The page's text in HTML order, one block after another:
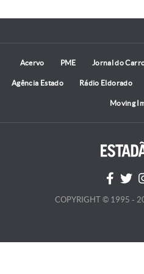
Acervo PME Jornal do
Agência Estado Rádio Eldorado
Moving
COPYRIGHT © 1995 -